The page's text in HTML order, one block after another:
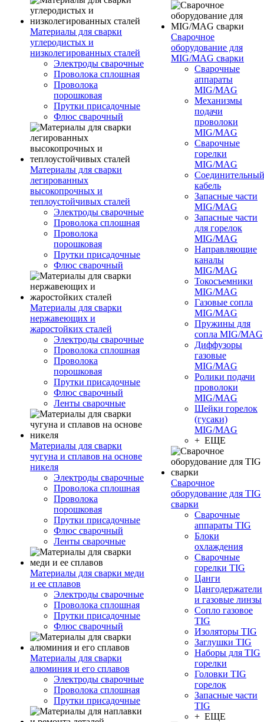
Материалы для сварки
углеродистых и
низколегированных сталей
Электроды сварочные
Проволока сплошная
Проволока
порошковая
Прутки присадочные
Флюс сварочный
Материалы для сварки
легированных
высокопрочных и
теплоустойчивых сталей
Электроды сварочные
Проволока сплошная
Проволока
порошковая
Прутки присадочные
Флюс сварочный
Материалы для сварки
нержавеющих и
жаростойких сталей
Электроды сварочные
Проволока сплошная
Проволока
порошковая
Прутки присадочные
Флюс сварочный
Ленты сварочные
Материалы для сварки
чугуна и сплавов на основе
никеля
Электроды сварочные
Проволока сплошная
Проволока
порошковая
Прутки присадочные
Флюс сварочный
Ленты сварочные
Материалы для сварки меди
и ее сплавов
Электроды сварочные
Проволока сплошная
Прутки присадочные
Флюс сварочный
Материалы для сварки
алюминия и его сплавов
Электроды сварочные
Проволока сплошная
Прутки присадочные
Сварочное
оборудование для
MIG/MAG сварки
Сварочные
аппараты
MIG/MAG
Механизмы
подачи
проволоки
MIG/MAG
Сварочные
горелки
MIG/MAG
Соединительный
кабель
Запасные части
MIG/MAG
Запасные части
для горелок
MIG/MAG
Направляющие
каналы
MIG/MAG
Токосъемники
MIG/MAG
Газовые сопла
MIG/MAG
Пружины для
сопла MIG/MAG
Диффузоры
газовые
MIG/MAG
Ролики подачи
проволоки
MIG/MAG
Шейки горелок
(гусаки)
MIG/MAG
+ ЕЩЕ
Сварочное
оборудование для TIG
сварки
Сварочные
аппараты TIG
Блоки
охлаждения
Сварочные
горелки TIG
Цанги
Цангодержатели
и газовые линзы
Сопло газовое
TIG
Изоляторы TIG
Заглушки TIG
Наборы для TIG
горелки
Головки TIG
горелок
Запасные части
TIG
+ ЕЩЕ